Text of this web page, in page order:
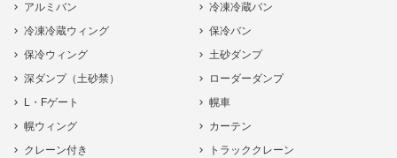
アルミバン
冷凍冷蔵バン
冷凍冷蔵ウィング
保冷バン
保冷ウィング
土砂ダンプ
深ダンプ（土砂禁）
ローダーダンプ
L・Fゲート
幌車
幌ウィング
カーテン
クレーン付き
トラッククレーン